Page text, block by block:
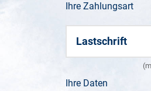
Ihre Zahlungsart
Lastschrift
Ihre Daten